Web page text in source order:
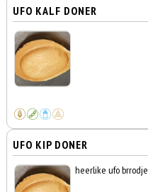
UFO KALF DONER
UFO KIP DONER
heerlike ufo brrodje